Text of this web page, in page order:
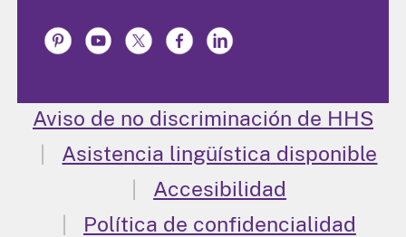
Aviso de no discriminación de HHS
Asistencia lingüística disponible
Accesibilidad
Política de confidencialidad